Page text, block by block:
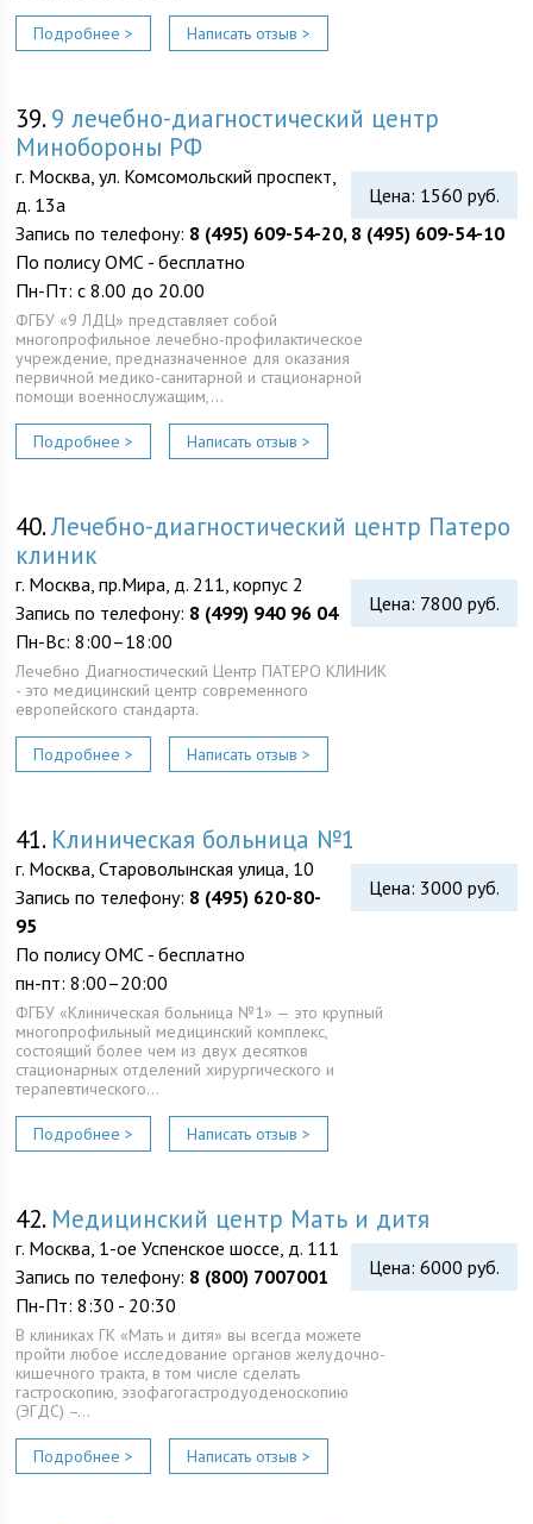
Подробнее > Написать отзыв >
39.9 лечебно-диагностический центр
Минобороны РФ
Цена: 1560 руб.
г. Москва, ул. Комсомольский проспект,
д. 13а
Запись по телефону: 8 (495) 609-54-20, 8 (495) 609-54-10
По полису ОМС - бесплатно
Пн-Пт: с 8.00 до 20.00
ФГБУ «9 ЛДЦ» представляет собой
многопрофильное лечебно-профилактическое
учреждение, предназначенное для оказания
первичной медико-санитарной и стационарной
помощи военнослужащим,…
Подробнее > Написать отзыв >
40.Лечебно-диагностический центр Патеро
клиник
Цена: 7800 руб.
г. Москва, пр.Мира, д. 211, корпус 2
Запись по телефону: 8 (499) 940 96 04
Пн-Вс: 8:00–18:00
Лечебно Диагностический Центр ПАТЕРО КЛИНИК
- это медицинский центр современного
европейского стандарта.
Подробнее > Написать отзыв >
41. Клиническая больница №1
Цена: 3000 руб.
г. Москва, Староволынская улица, 10
Запись по телефону: 8 (495) 620-80-
95
По полису ОМС - бесплатно
пн-пт: 8:00–20:00
ФГБУ «Клиническая больница №1» — это крупный
многопрофильный медицинский комплекс,
состоящий более чем из двух десятков
стационарных отделений хирургического и
терапевтического…
Подробнее > Написать отзыв >
42. Медицинский центр Мать и дитя
Цена: 6000 руб.
г. Москва, 1-ое Успенское шоссе, д. 111
Запись по телефону: 8 (800) 7007001
Пн-Пт: 8:30 - 20:30
В клиниках ГК «Мать и дитя» вы всегда можете
пройти любое исследование органов желудочно-
кишечного тракта, в том числе сделать
гастроскопию, эзофагогастродуоденоскопию
(ЭГДС) –…
Подробнее > Написать отзыв >